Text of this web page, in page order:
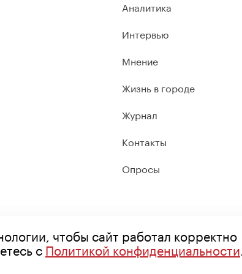
Аналитика
Интервью
Мнение
Жизнь в городе
Журнал
Контакты
Опросы
чтобы сайт работал корректно
сПолитикой конфиденциальности